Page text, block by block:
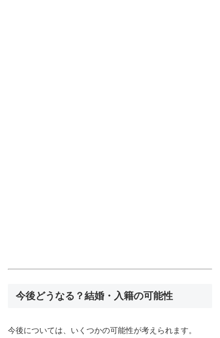
今後どうなる？結婚・入籍の可能性
今後については、いくつかの可能性が考えられます。